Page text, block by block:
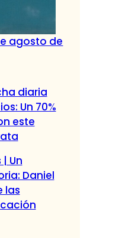
agosto de
diaria
Un 70%
este
Un
Daniel
las